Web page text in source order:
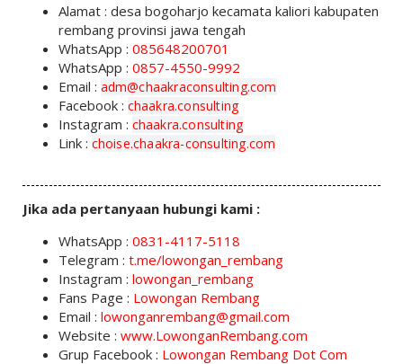
Alamat : desa bogoharjo kecamata kaliori kabupaten
rembang provinsi jawa tengah
WhatsApp : 085648200701
WhatsApp : 0857-4550-9992
Email : adm@chaakraconsulting.com
Facebook : chaakra.consulting
Instagram : chaakra.consulting
Link : choise.chaakra-consulting.com
Jika ada pertanyaan hubungi kami :
WhatsApp : 0831-4117-5118
Telegram : t.me/lowongan_rembang
Instagram : lowongan_rembang
Fans Page : Lowongan Rembang
Email : lowonganrembang@gmail.com
Website : www.LowonganRembang.com
Grup Facebook : Lowongan Rembang Dot Com